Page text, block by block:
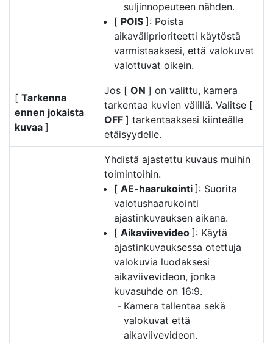
suljinnopeuteen nähden.
[ POIS ]: Poista
aikaväliprioriteetti käytöstä
varmistaaksesi, että valokuvat
valottuvat oikein.
[ Tarkenna
ennen jokaista
kuvaa ]
Jos [ ON ] on valittu, kamera
tarkentaa kuvien välillä. Valitse [
OFF ] tarkentaaksesi kiinteälle
etäisyydelle.
Yhdistä ajastettu kuvaus muihin
toimintoihin.
[ AE-haarukointi ]: Suorita
valotushaarukointi
ajastinkuvauksen aikana.
[ Aikaviivevideo ]: Käytä
ajastinkuvauksessa otettuja
valokuvia luodaksesi
aikaviivevideon, jonka
kuvasuhde on 16:9.
Kamera tallentaa sekä
valokuvat että
aikaviivevideon.